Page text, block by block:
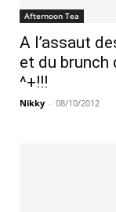
Afternoon Tea
A l’assaut
et du brunch
^+!!!
Nikky - 08/10/2012